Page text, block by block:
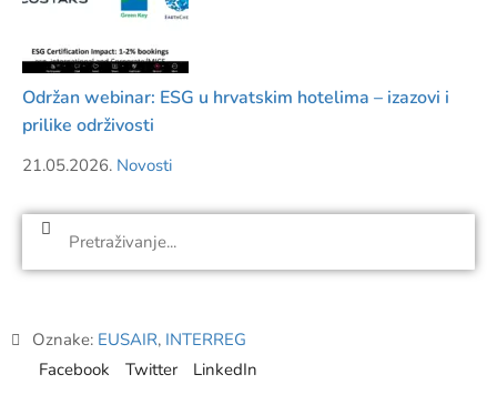
Održan webinar: ESG u hrvatskim hotelima – izazovi i
prilike održivosti
21.05.2026. Novosti
Oznake: EUSAIR, INTERREG
Facebook
Twitter LinkedIn